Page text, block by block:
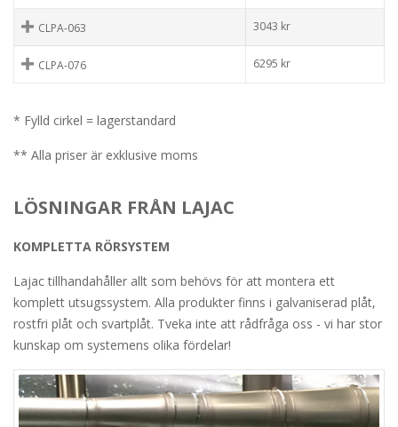
CLPA-063 3043 kr
CLPA-076 6295 kr
* Fylld cirkel = lagerstandard
** Alla priser är exklusive moms
LÖSNINGAR FRÅN LAJAC
KOMPLETTA RÖRSYSTEM
Lajac tillhandahåller allt som behövs för att montera ett
komplett utsugssystem. Alla produkter finns i galvaniserad plåt,
rostfri plåt och svartplåt. Tveka inte att rådfråga oss - vi har stor
kunskap om systemens olika fördelar!